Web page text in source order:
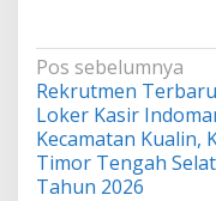
Navigasi
pos
Pos sebelumnya
Rekrutmen Terbaru
Loker Kasir
Kecamatan Kualin,
Timor Tengah
Tahun 2026